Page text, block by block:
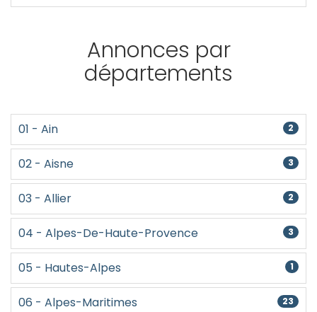
Annonces par
départements
01 - Ain 2
02 - Aisne 3
03 - Allier 2
04 - Alpes-De-Haute-Provence 3
05 - Hautes-Alpes 1
06 - Alpes-Maritimes 23